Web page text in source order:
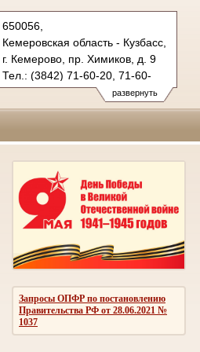
развернуть
650056,
Кемеровская область - Кузбасс,
г. Кемерово, пр. Химиков, д. 9
Тел.: (3842) 71-60-20, 71-60-
22 (т/ф.)
oblsud.kmr@sudrf.ru
Запросы ОПФР по постановлению
Правительства РФ от 28.06.2021 №
1037